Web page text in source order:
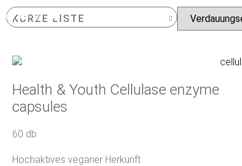
KURZE LISTE
BELIEBTE PRODUKTE
Health & Youth Cellulase enzyme
capsules
60 db
Hochaktives veganer Herkunft